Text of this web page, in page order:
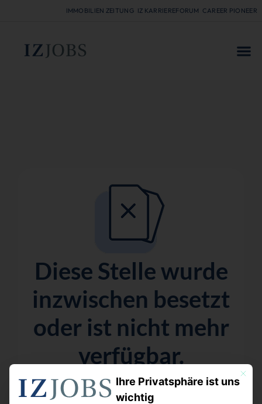
IMMOBILIEN ZEITUNG IZ KARRIEREFORUM CAREER PIONEER
Diese Stelle wurde
inzwischen besetzt
oder ist nicht mehr
verfügbar.
Aber keine Sorge – wir haben viele weitere
spannende Möglichkeiten für dich!
Mit
Ihre Privatsphäre ist uns
wichtig